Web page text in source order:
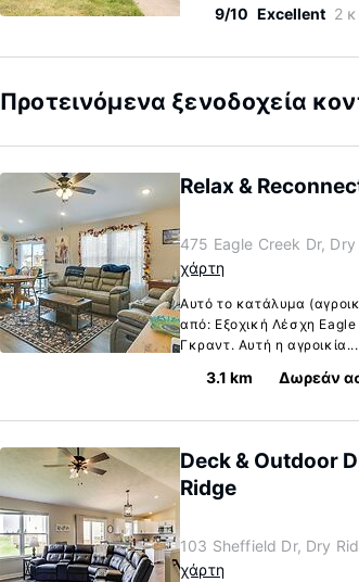
9/10 Excellent 2
Προτεινόμενα ξενοδοχεία
Relax &
475 Eagle Creek Dr,
χάρτη
Αυτό το κατάλυμα
από: Εξοχική Λέσχη
Γκραντ. Αυτή η αγροικία...
3.1 km Δωρεάν
Deck & Outdoor
Ridge
103 Sheffield Dr, Dry
χάρτη